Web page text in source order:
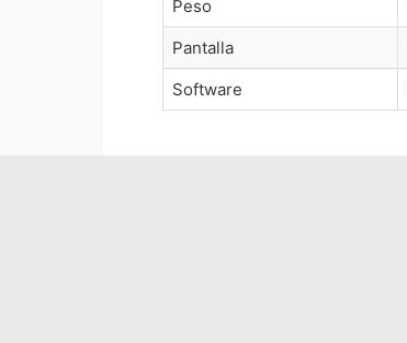
Peso
Pantalla
Software